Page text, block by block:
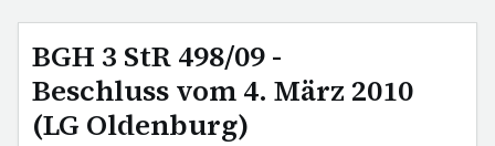
BGH 3 StR 498/09 -
Beschluss vom 4. März 2010
(LG Oldenburg)